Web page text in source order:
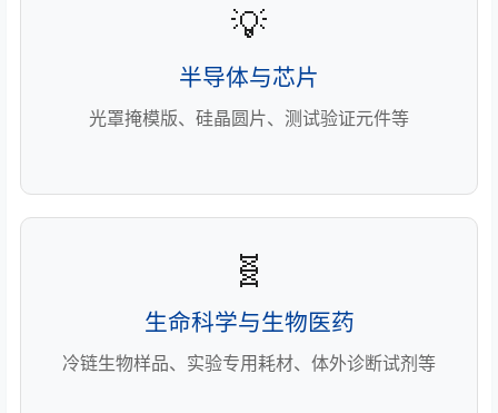
💡
半导体与芯片
光罩掩模版、硅晶圆片、测试验证元件等
🧬
生命科学与生物医药
冷链生物样品、实验专用耗材、体外诊断试剂等